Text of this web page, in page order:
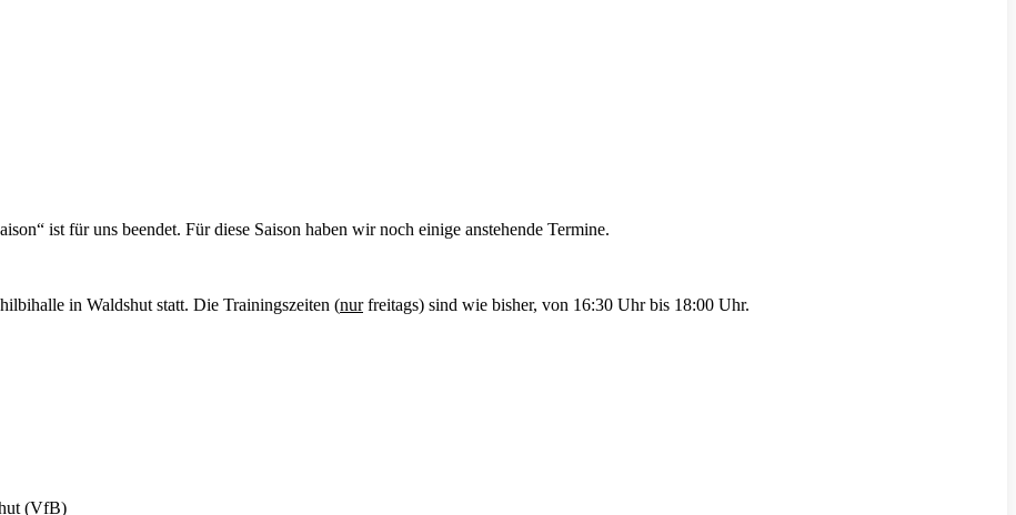
ist für uns beendet. Für diese Saison haben wir noch einige anstehende Termine.
in Waldshut statt. Die Trainingszeiten (nurfreitags) sind wie bisher, von 16:30 Uhr bis 18:00 Uhr.
(VfB)